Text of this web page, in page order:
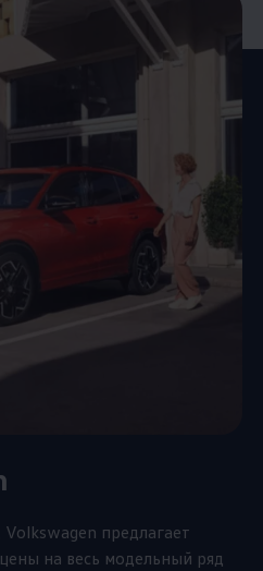
Volkswagen предлагает
на весь модельный ряд